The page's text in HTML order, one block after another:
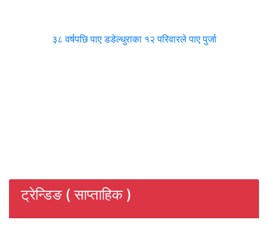
३८ वर्षपछि पाए डडेल्धुराका १२ परिवारले पाए पुर्जा
ट्रेन्डिङ ( साप्ताहिक )